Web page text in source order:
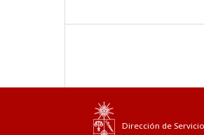
Dirección de